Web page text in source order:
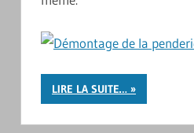
LIRE LA SUITE…